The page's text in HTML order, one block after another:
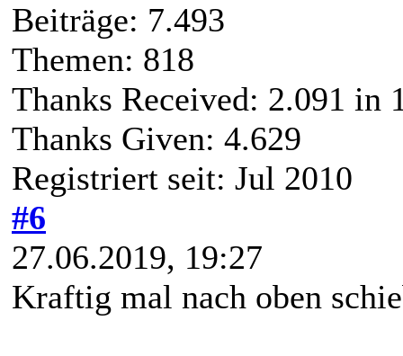
Beiträge: 7.493
Themen: 818
Thanks Received: 2.091 in
Thanks Given: 4.629
Registriert seit: Jul 2010
#6
27.06.2019, 19:27
Kraftig mal nach oben